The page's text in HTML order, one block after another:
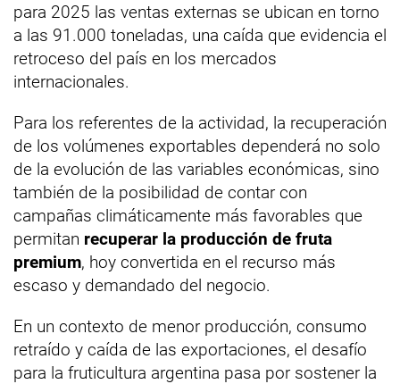
para 2025 las ventas externas se ubican en torno
a las 91.000 toneladas, una caída que evidencia el
retroceso del país en los mercados
internacionales.
Para los referentes de la actividad, la recuperación
de los volúmenes exportables dependerá no solo
de la evolución de las variables económicas, sino
también de la posibilidad de contar con
campañas climáticamente más favorables que
permitan recuperar la producción de fruta
premium, hoy convertida en el recurso más
escaso y demandado del negocio.
En un contexto de menor producción, consumo
retraído y caída de las exportaciones, el desafío
para la fruticultura argentina pasa por sostener la